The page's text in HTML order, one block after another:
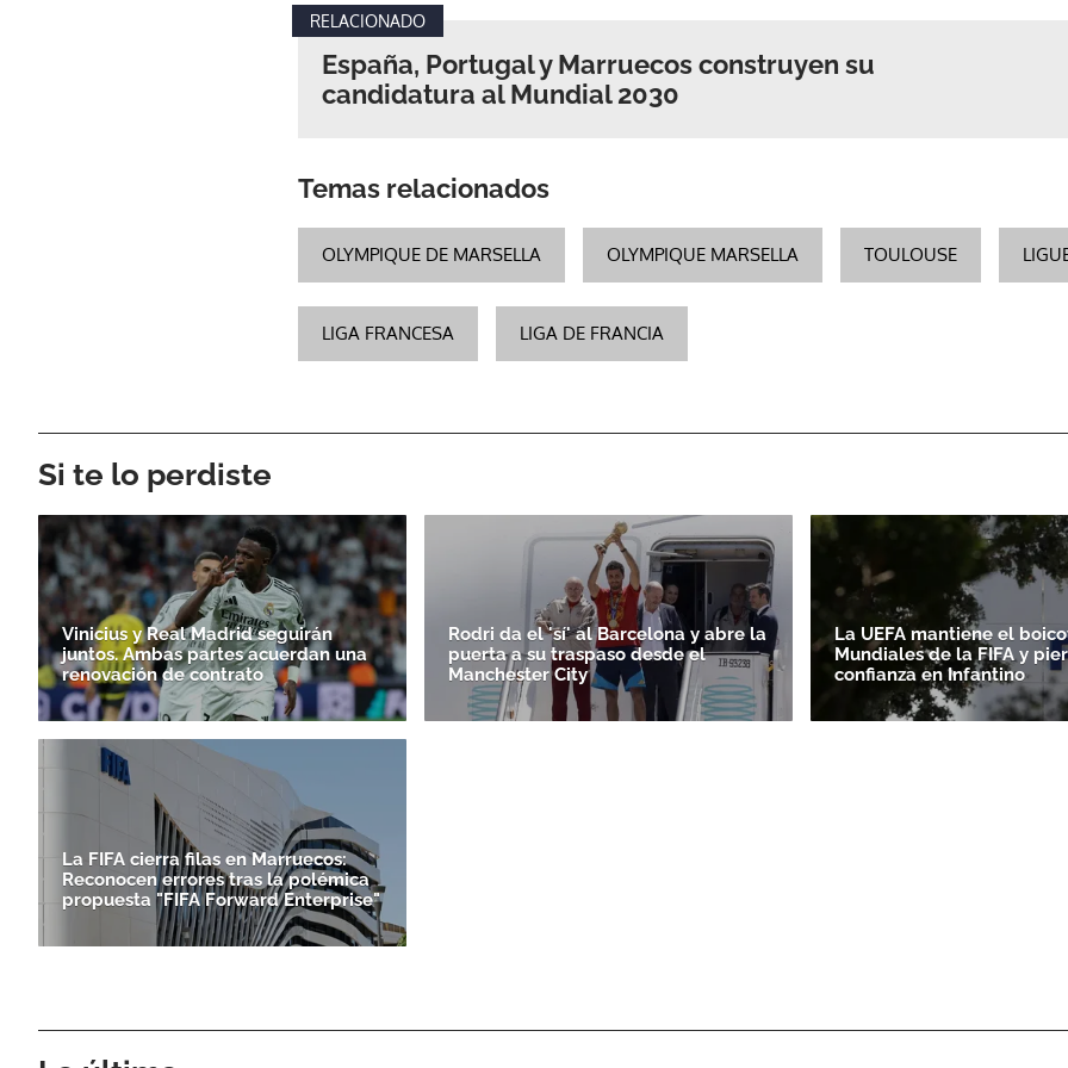
RELACIONADO
España, Portugal y Marruecos construyen su
candidatura al Mundial 2030
Temas relacionados
OLYMPIQUE DE MARSELLA OLYMPIQUE MARSELLA TOULOUSE
LIGA FRANCESA LIGA DE FRANCIA
Si te lo perdiste
Vinicius y Real Madrid seguirán
juntos. Ambas partes acuerdan una
renovación de contrato
Rodri da el 'sí' al Barcelona y abre la
puerta a su traspaso desde el
Manchester City
La UEFA mantiene el
Mundiales de la FIFA y
confianza en Infantino
La FIFA cierra filas en Marruecos:
Reconocen errores tras la polémica
propuesta "FIFA Forward Enterprise"